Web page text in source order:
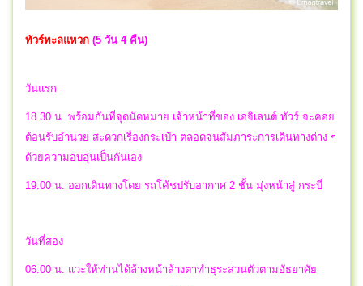
ทัวร์ทะลแหวก (5 วัน 4 คืน)
วันแรก
18.30 น. พร้อมกันที่จุดนัดหมาย เจ้าหน้าที่ของ เอจิเลนต์ ทัวร์ จะคอย
ต้อนรับอำนวย สะดวกเรื่องกระเป๋า ตลอดจนสัมภาระการเดินทางต่าง ๆ
ด้วยความอบอุ่นเป็นกันเอง
19.00 น. ออกเดินทางโดย รถโค้ชปรับอากาศ 2 ชั้น มุ่งหน้าสู่ กระบี่
วันที่สอง
06.00 น. แวะให้ท่านได้ล้างหน้าล้างตาทำธุระส่วนตัวตามอัธยาศัย